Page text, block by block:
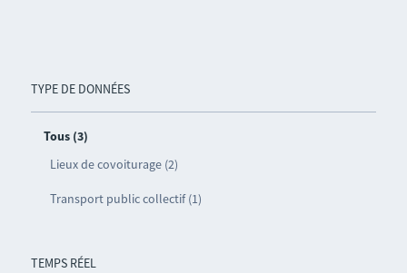
TYPE DE DONNÉES
Tous (3)
Lieux de covoiturage (2)
Transport public collectif (1)
TEMPS RÉEL